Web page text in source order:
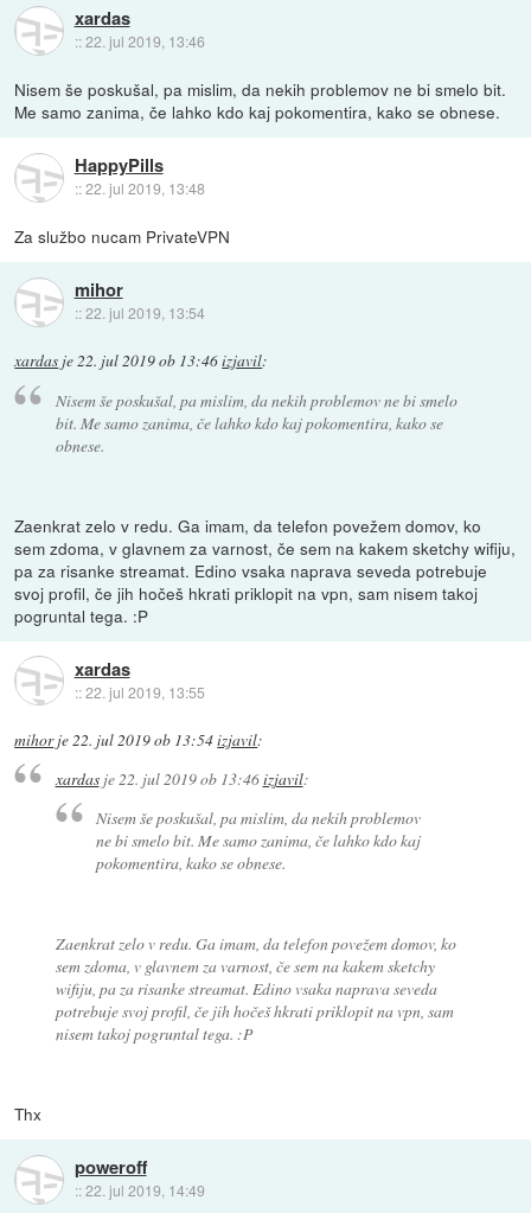
xardas
::22. jul 2019, 13:46
Nisem še poskušal, pa mislim, da nekih problemov ne bi smelo bit.
Me samo zanima, če lahko kdo kaj pokomentira, kako se obnese.
HappyPills
::22. jul 2019, 13:48
Za službo nucam PrivateVPN
mihor
::22. jul 2019, 13:54
xardas je22. jul 2019 ob 13:46izjavil:
Nisem še poskušal, pa mislim, da nekih problemov ne bi smelo
bit. Me samo zanima, če lahko kdo kaj pokomentira, kako se
obnese.
Zaenkrat zelo v redu. Ga imam, da telefon povežem domov, ko
sem zdoma, v glavnem za varnost, če sem na kakem sketchy wifiju,
pa za risanke streamat. Edino vsaka naprava seveda potrebuje
svoj profil, če jih hočeš hkrati priklopit na vpn, sam nisem takoj
pogruntal tega. :P
xardas
::22. jul 2019, 13:55
mihorje22. jul 2019 ob 13:54izjavil:
xardasje22. jul 2019 ob 13:46izjavil:
Nisem še poskušal, pa mislim, da nekih problemov
ne bi smelo bit. Me samo zanima, če lahko kdo kaj
pokomentira, kako se obnese.
Zaenkrat zelo v redu. Ga imam, da telefon povežem domov, ko
sem zdoma, v glavnem za varnost, če sem na kakem sketchy
wifiju, pa za risanke streamat. Edino vsaka naprava seveda
potrebuje svoj profil, če jih hočeš hkrati priklopit na vpn, sam
nisem takoj pogruntal tega. :P
Thx
poweroff
::22. jul 2019, 14:49